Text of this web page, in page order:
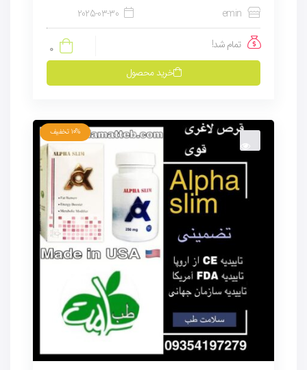
emin
2025-03-30
تمام شد!
0
خرید محصول
10% تخفیف